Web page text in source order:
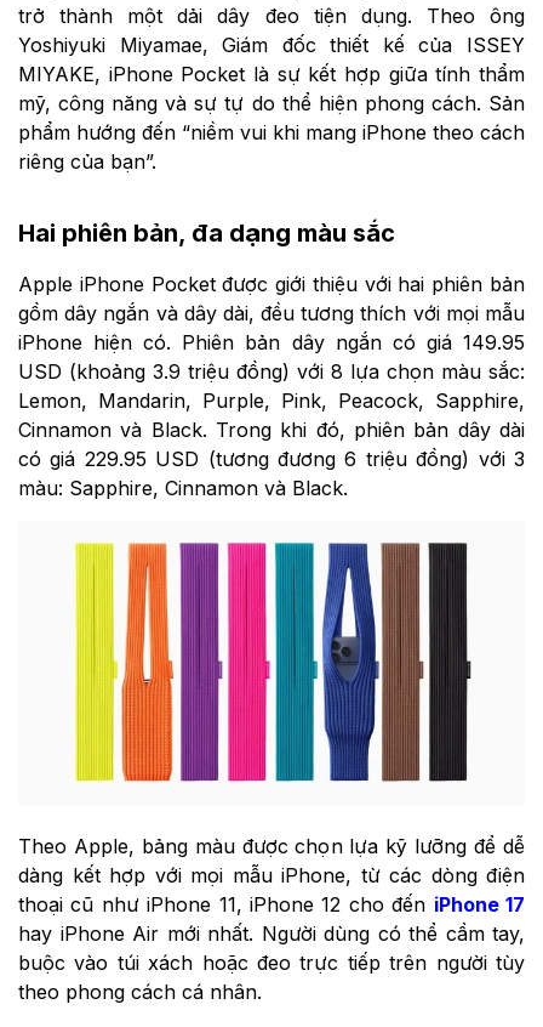
trở thành một dải dây đeo tiện dụng. Theo ông
Yoshiyuki Miyamae, Giám đốc thiết kế của ISSEY
MIYAKE, iPhone Pocket là sự kết hợp giữa tính thẩm
mỹ, công năng và sự tự do thể hiện phong cách. Sản
phẩm hướng đến “niềm vui khi mang iPhone theo cách
riêng của bạn”.
Hai phiên bản, đa dạng màu sắc
Apple iPhone Pocket được giới thiệu với hai phiên bản
gồm dây ngắn và dây dài, đều tương thích với mọi mẫu
iPhone hiện có. Phiên bản dây ngắn có giá 149.95
USD (khoảng 3.9 triệu đồng) với 8 lựa chọn màu sắc:
Lemon, Mandarin, Purple, Pink, Peacock, Sapphire,
Cinnamon và Black. Trong khi đó, phiên bản dây dài
có giá 229.95 USD (tương đương 6 triệu đồng) với 3
màu: Sapphire, Cinnamon và Black.
Theo Apple, bảng màu được chọn lựa kỹ lưỡng để dễ
dàng kết hợp với mọi mẫu iPhone, từ các dòng điện
thoại cũ như iPhone 11, iPhone 12 cho đến iPhone 17
hay iPhone Air mới nhất. Người dùng có thể cầm tay,
buộc vào túi xách hoặc đeo trực tiếp trên người tùy
theo phong cách cá nhân.